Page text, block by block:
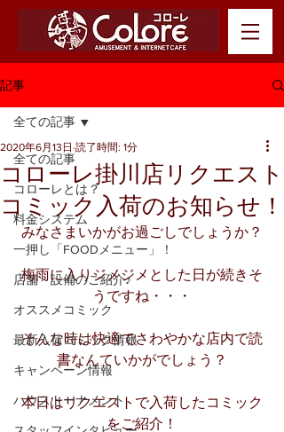
記事
全ての記事
コローレとは？
料金システム
一押し「FOODメニュー」！
店舗・設備のご紹介♪
オススメコミック
最新入荷コミック情報
キャンペーン情報
ハウストーナメント
全ての記事
コローレ掛川店リクエスト
コミック入荷のお知らせ！
2020年6月13日 読了時間: 1分
みなさまいかがお過ごしでしょうか？
梅雨に入りジメジメとした日が続きそ
うですね・・・
そんな時は快適でさわやかな店内で読
書なんていかがでしょう？
本日はリクエストで入荷したコミック
をご紹介！